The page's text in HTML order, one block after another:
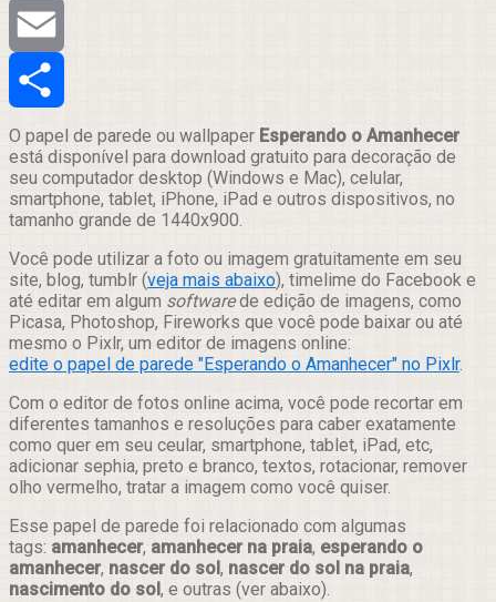
Tumblr
Email
Compartilhar
O papel de parede ou wallpaper Esperando o Amanhecer
está disponível para download gratuito para decoração de
seu computador desktop (Windows e Mac), celular,
smartphone, tablet, iPhone, iPad e outros dispositivos, no
tamanho grande de 1440x900.
Você pode utilizar a foto ou imagem gratuitamente em seu
site, blog, tumblr (veja mais abaixo), timelime do Facebook e
até editar em algum softwarede edição de imagens, como
Picasa, Photoshop, Fireworks que você pode baixar ou até
mesmo o Pixlr, um editor de imagens online:
edite o papel de parede "Esperando o Amanhecer" no Pixlr.
Com o editor de fotos online acima, você pode recortar em
diferentes tamanhos e resoluções para caber exatamente
como quer em seu ceular, smartphone, tablet, iPad, etc,
adicionar sephia, preto e branco, textos, rotacionar, remover
olho vermelho, tratar a imagem como você quiser.
Esse papel de parede foi relacionado com algumas
tags: amanhecer, amanhecer na praia, esperando o
amanhecer, nascer do sol, nascer do sol na praia,
nascimento do sol, e outras (ver abaixo).